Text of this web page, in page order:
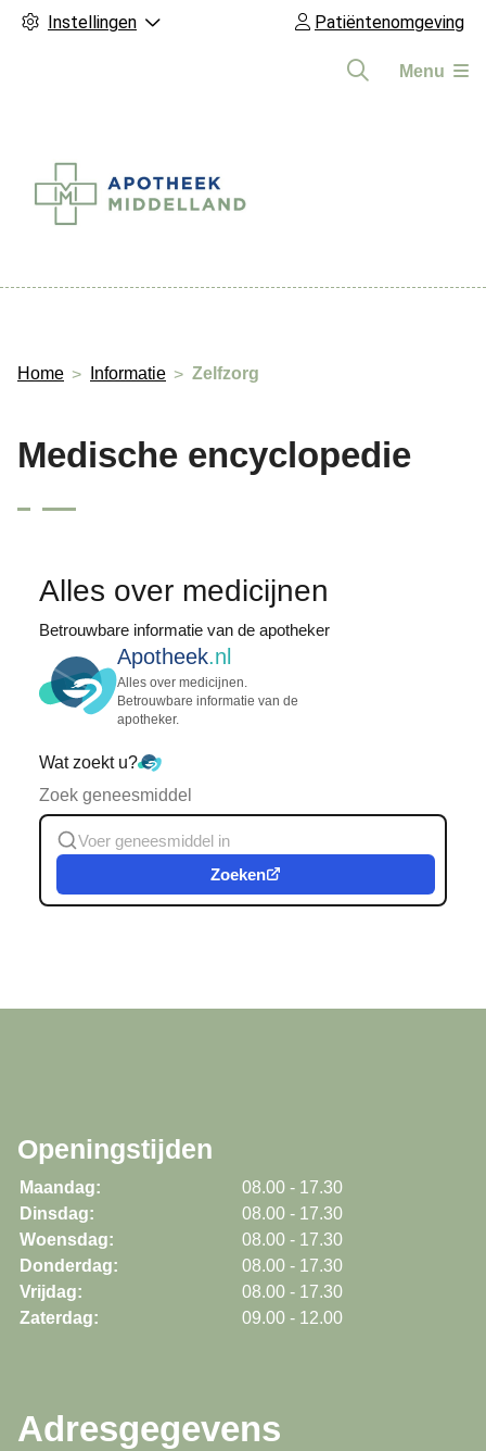
Instellingen Patiëntenomgeving
Menu
Home Informatie Zelfzorg
Medische encyclopedie
Alles over medicijnen
Betrouwbare informatie van de apotheker
Apotheek.nl
Alles over medicijnen.
Betrouwbare informatie van de
apotheker.
Wat zoekt u?
Zoek geneesmiddel
Zoeken
Openingstijden
Maandag:
08.00 - 17.30
Dinsdag:
08.00 - 17.30
Woensdag:
08.00 - 17.30
Donderdag:
08.00 - 17.30
Vrijdag:
08.00 - 17.30
Zaterdag:
09.00 - 12.00
Adresgegevens